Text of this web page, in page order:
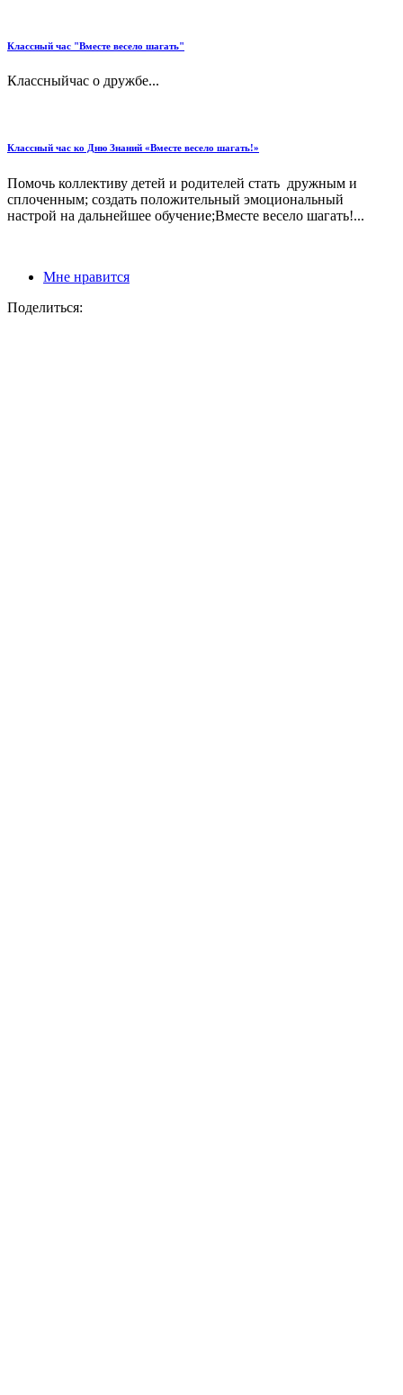
Классный час "Вместе весело шагать"
Классныйчас о дружбе...
Классный час ко Дню Знаний «Вместе весело шагать!»
Помочь коллективу детей и родителей стать дружным и
сплоченным; создать положительный эмоциональный
настрой на дальнейшее обучение;Вместе весело шагать!...
Мне нравится
Поделиться: